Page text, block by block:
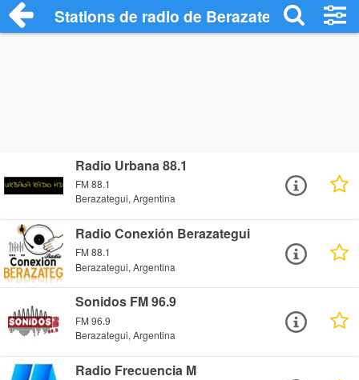
Stations de radio de Berazategui
Radio Urbana 88.1
FM 88.1
Berazategui, Argentina
Radio Conexión Berazategui
FM 88.1
Berazategui, Argentina
Sonidos FM 96.9
FM 96.9
Berazategui, Argentina
Radio Frecuencia M